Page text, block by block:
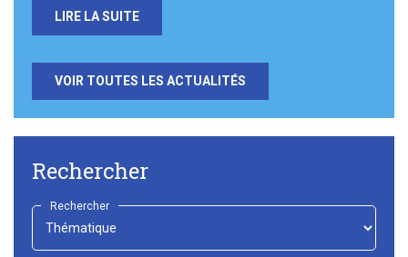
LIRE LA SUITE
VOIR TOUTES LES ACTUALITÉS
Rechercher
Rechercher
Choisir